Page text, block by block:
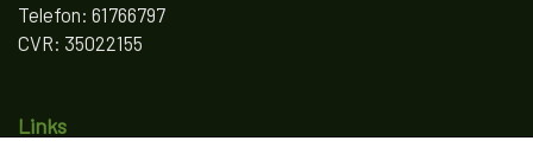
Telefon: 61766797
CVR: 35022155
Links